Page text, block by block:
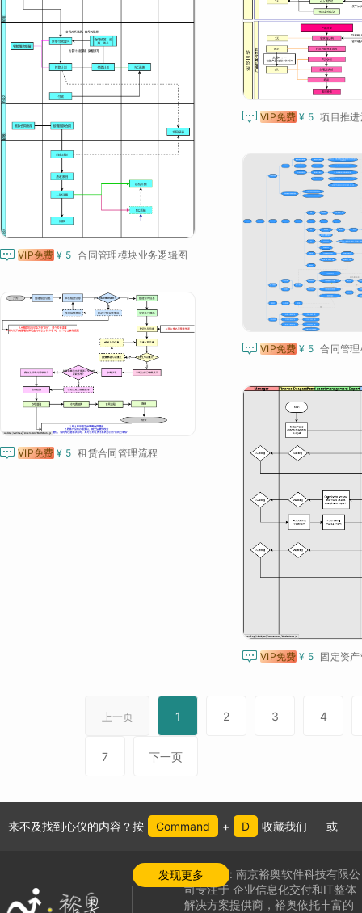
 VIP免费 ¥ 5 项目推
 VIP免费 ¥ 5 合同管理模块业务逻辑图
 VIP免费 ¥ 5 合同管
 VIP免费 ¥ 5 租赁合同管理流程
 VIP免费 ¥ 5 固定资
上一页 1 2 3 4
7 下一页
来不及找到心仪的内容？按 Command + D 收藏我们 或
发现更多公司介绍:南京裕奥软件科技有限公
司专注于 企业信息化交付和IT整体
解决方案提供商，裕奥依托丰富的